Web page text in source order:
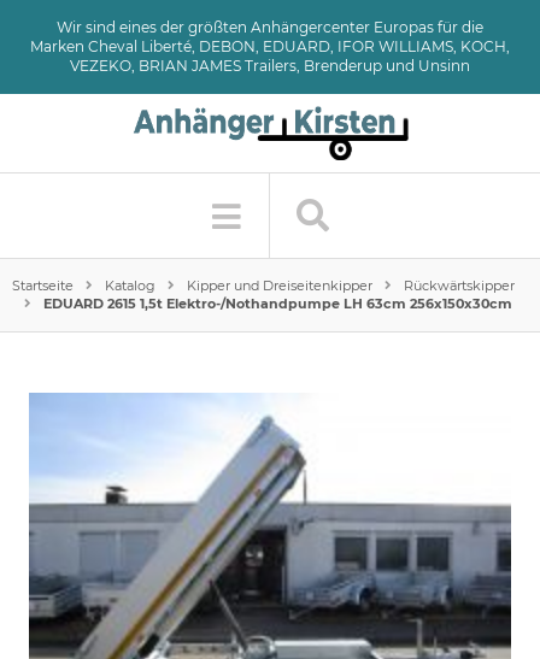
Wir sind eines der größten Anhängercenter Europas für die
Marken Cheval Liberté, DEBON, EDUARD, IFOR WILLIAMS, KOCH,
VEZEKO, BRIAN JAMES Trailers, Brenderup und Unsinn
Startseite Katalog Kipper und Dreiseitenkipper
Rückwärtskipper
EDUARD 2615 1,5t Elektro-/Nothandpumpe LH 63cm 256x150x30cm